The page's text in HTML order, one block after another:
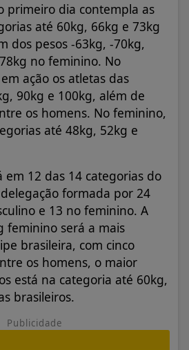
primeiro dia contempla as
até 60kg, 66kg e 73kg
dos pesos -63kg, -70kg,
no feminino. No
ação os atletas das
90kg e 100kg, além de
os homens. No feminino,
até 48kg, 52kg e
em 12 das 14 categorias do
formada por 24
e 13 no feminino. A
feminino será a mais
brasileira, com cinco
os homens, o maior
está na categoria até 60kg,
brasileiros.
Publicidade